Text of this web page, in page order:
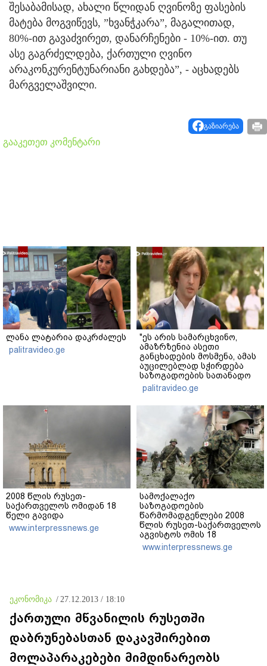
შესაბამისად, ახალი წლიდან ღვინოზე ფასების
მატება მოგვიწევს, ”ხვანჭკარა”, მაგალითად,
80%-ით გავაძვირეთ, დანარჩენები - 10%-ით. თუ
ასე გაგრძელდება, ქართული ღვინო
არაკონკურენტუნარიანი გახდება”, - აცხადებს
მარგველაშვილი.
გაზიარება
გააკეთეთ კომენტარი
ლანა ლატარია დაკრძალეს
palitravideo.ge
"ეს არის სამარცხვინო,
ამაზრზენია ასეთი
განცხადების მოსმენა, ამას
აუცილებლად სჭირდება
საზოგადოების სათანადო
რეაქცია" - ირაკლი
კობახიძე
palitravideo.ge
2008 წლის რუსეთ-
საქართველოს ომიდან 18
წელი გავიდა
www.interpressnews.ge
სამოქალაქო
საზოგადოების
წარმომადგენლები 2008
წლის რუსეთ-საქართველოს
აგვისტოს ომის 18
წლისთავთან
დაკავშირებით ერთობლივ
www.interpressnews.ge
ეკონომიკა / 27.12.2013 / 18:10
ქართული მწვანილის რუსეთში
დაბრუნებასთან დაკავშირებით
მოლაპარაკებები მიმდინარეობს